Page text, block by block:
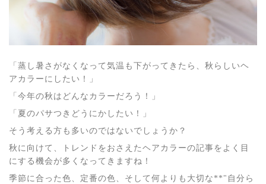
「蒸し暑さがなくなって気温も下がってきたら、秋らしいヘ
アカラーにしたい！」
「今年の秋はどんなカラーだろう！」
「夏のパサつきどうにかしたい！」
そう考える方も多いのではないでしょうか？
秋に向けて、トレンドをおさえたヘアカラーの記事をよく目
にする機会が多くなってきますね！
季節に合った色、定番の色、そして何よりも大切な**"自分ら